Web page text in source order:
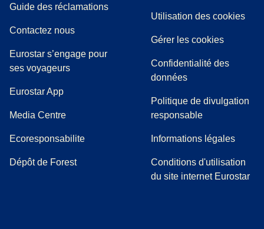
Guide des réclamations((
Contactez nous
Eurostar s’engage pour
ses voyageurs
Eurostar App
Media Centre( Ouvre un nouvel onglet)
Ecoresponsabilite
Dépôt de Forest
Utilisation des cookies
Gérer les cookies
Confidentialité des
données
Politique de divulgation
responsable
Informations légales
Conditions d'utilisation
du site internet Eurostar